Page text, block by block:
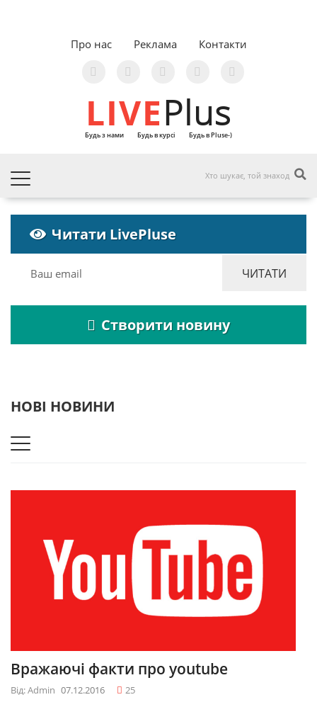
Про нас Реклама Контакти
LIVEPlus
Будь з нами Будь в курсі Будь в Pluse-)
Читати LivePluse
Створити новину
НОВІ НОВИНИ
Вражаючі факти про youtube
Від: Admin 07.12.2016 25